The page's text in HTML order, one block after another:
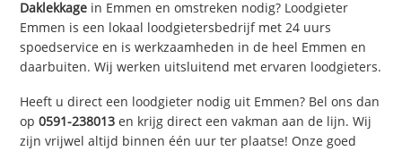
Daklekkage in Emmen en omstreken nodig? Loodgieter
Emmen is een lokaal loodgietersbedrijf met 24 uurs
spoedservice en is werkzaamheden in de heel Emmen en
daarbuiten. Wij werken uitsluitend met ervaren loodgieters.
Heeft u direct een loodgieter nodig uit Emmen? Bel ons dan
op0591-238013 en krijg direct een vakman aan de lijn. Wij
zijn vrijwel altijd binnen één uur ter plaatse! Onze goed